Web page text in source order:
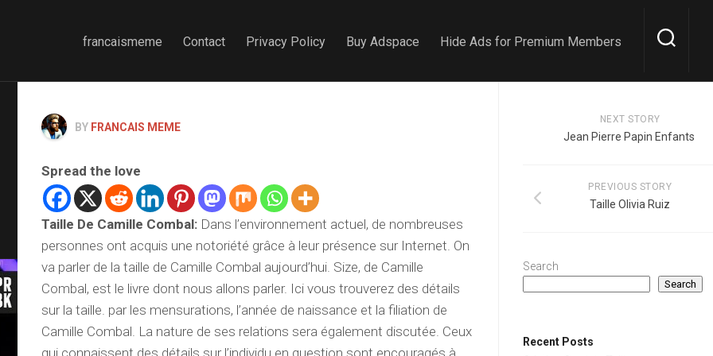
francaismeme Contact Privacy Policy Buy Adspace Hide Ads for Premium Members
BY FRANCAIS MEME
Spread the love
Taille De Camille Combal: Dans l’environnement actuel, de nombreuses
personnes ont acquis une notoriété grâce à leur présence sur Internet. On
va parler de la taille de Camille Combal aujourd’hui. Size, de Camille
Combal, est le livre dont nous allons parler. Ici vous trouverez des détails
sur la taille. par les mensurations, l’année de naissance et la filiation de
Camille Combal. La nature de ses relations sera également discutée. Ceux
qui connaissent des détails sur l’individu en question sont encouragés à
NEXT STORY
Jean Pierre Papin Enfants
PREVIOUS STORY
Taille Olivia Ruiz
Search
Search
Recent Posts